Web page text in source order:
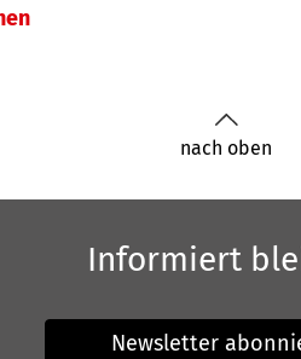
nach oben
Informiert
Newsletter